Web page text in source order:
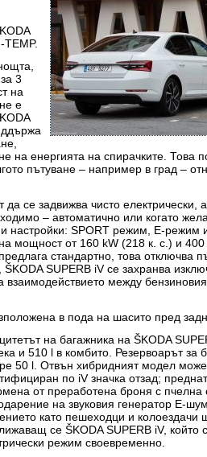
TEMP.
3
на
е
на енергията на спирачките. Това
пътуване – например в град –
се задвижва чисто електрически,
– автоматично или когато
настройки: SPORT режим, E-режим
мощност от 160 kW (218 к. с.) и
стандартно, това отключва
SUPERB iV се захранва
между
в пода на шасито пред
на багажника на ŠKODA
и 510 l в комбито. Резервоарът за
50 l. Отвън хибридният модел
по iV значка отзад;
от преработена броня с пчелна
на звуковия генератор E-
като пешеходци и колоездачи
се ŠKODA SUPERB iV, който
режим своевременно.